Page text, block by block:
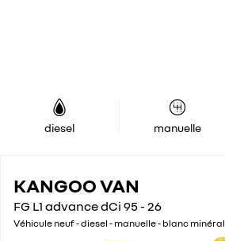
diesel manuelle
KANGOO VAN
FG L1 advance dCi 95 - 26
Véhicule neuf - diesel - manuelle - blanc minéral